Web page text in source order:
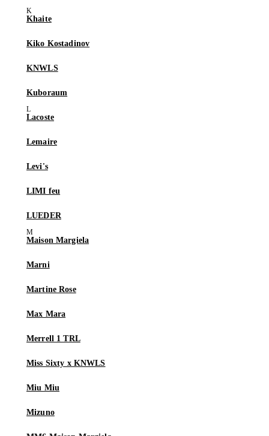
Khaite
Kiko Kostadinov
KNWLS
Kuboraum
Lacoste
Lemaire
Levi's
LIMI feu
LUEDER
Maison Margiela
Marni
Martine Rose
Max Mara
Merrell 1 TRL
Miss Sixty x KNWLS
Miu Miu
Mizuno